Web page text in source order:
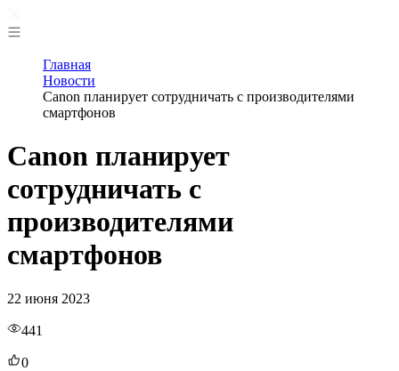
Главная
Новости
Canon планирует сотрудничать с производителями
смартфонов
Canon планирует
сотрудничать с
производителями
смартфонов
22 июня 2023
441
0